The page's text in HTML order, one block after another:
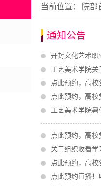
当前位置： 院部
通知公告
开封文化艺术职
工艺美术学院关
点此预约，高
点此预约，高
工艺美术学院
点此预约，高
关于组织收看学
点此预约，高
点此预约直播！